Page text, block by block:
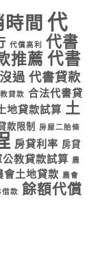
間 代
代償高利
代書
推薦 代書
過 代書貸款
貸款 合法代書貸
地貸款試算 土
款限制 房屋二胎條
房貸利率 房貸
公教貸款試算
農
會土地貸款 農會
借款 餘額代償